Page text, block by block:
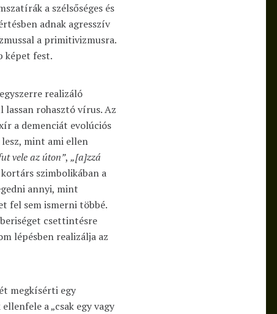
a szélsőséges és
adnak agresszív
a primitivizmusra.
képet fest.
realizáló
lassan rohasztó vírus. Az
a demenciát evolúciós
mint ami ellen
vele az úton”, „[a]zzá
kortárs szimbolikában a
annyi, mint
fel sem ismerni többé.
csettintésre
lépésben realizálja az
megkísérti egy
a „csak egy vagy